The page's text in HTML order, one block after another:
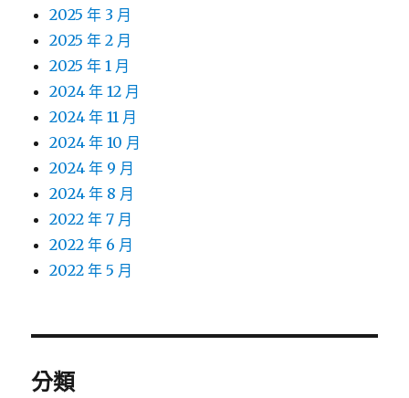
2025 年 3 月
2025 年 2 月
2025 年 1 月
2024 年 12 月
2024 年 11 月
2024 年 10 月
2024 年 9 月
2024 年 8 月
2022 年 7 月
2022 年 6 月
2022 年 5 月
分類